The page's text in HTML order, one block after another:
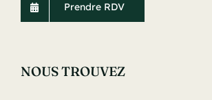
Prendre RDV
NOUS TROUVEZ